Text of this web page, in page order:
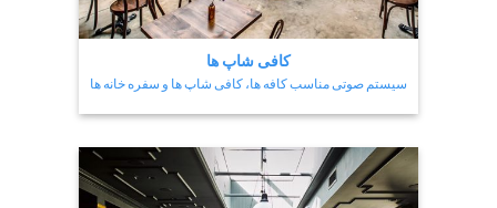
کافی شاپ ها
سیستم صوتی مناسب کافه ها، کافی شاپ ها و سفره خانه ها